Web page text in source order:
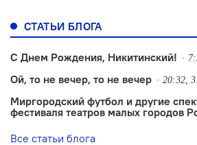
СТАТЬИ БЛОГА
С Днем Рождения, Никитинский!
Ой, то не вечер, то не вечер 20:32,
Миргородский футбол и другие
фестиваля театров малых городов
Все статьи блога